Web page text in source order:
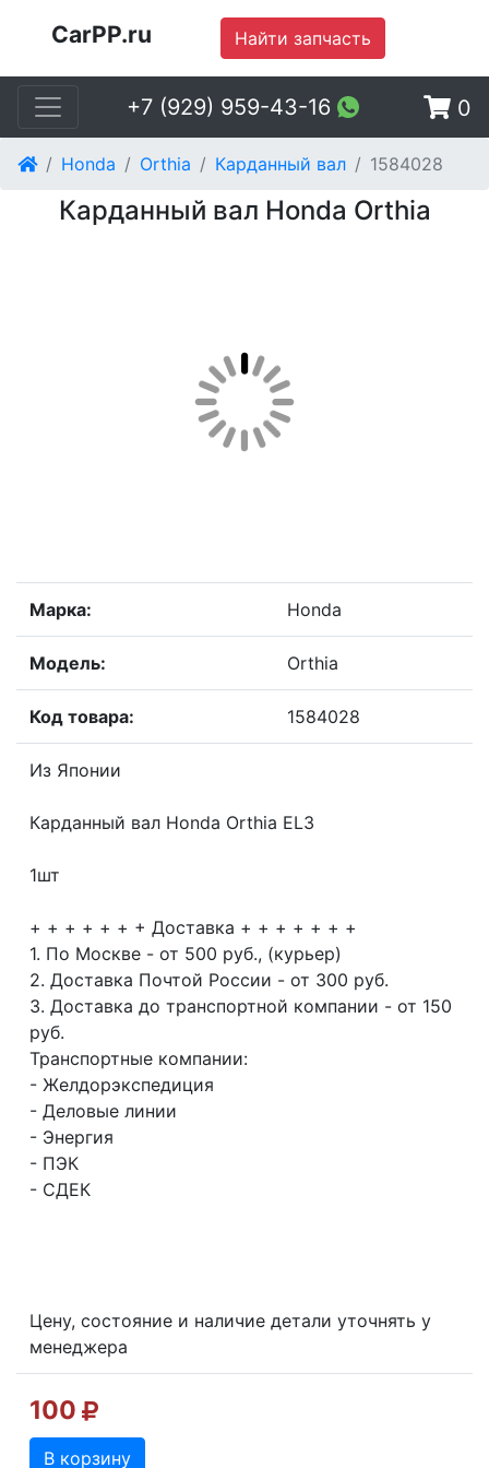
CarPP.ru Найти запчасть
+7 (929) 959-43-16 0
Honda Orthia Карданный вал 1584028
Карданный вал Honda Orthia
Марка: Honda
Модель: Orthia
Код товара: 1584028
Из Японии
Карданный вал Honda Orthia EL3
1шт
+ + + + + + + Доставка + + + + + + +
1. По Москве - от 500 руб., (курьер)
2. Доставка Почтой России - от 300 руб.
3. Доставка до транспортной компании - от 150
руб.
Транспортные компании:
- Желдорэкспедиция
- Деловые линии
- Энергия
- ПЭК
- СДЕК
Цену, состояние и наличие детали уточнять у
менеджера
100
В корзину